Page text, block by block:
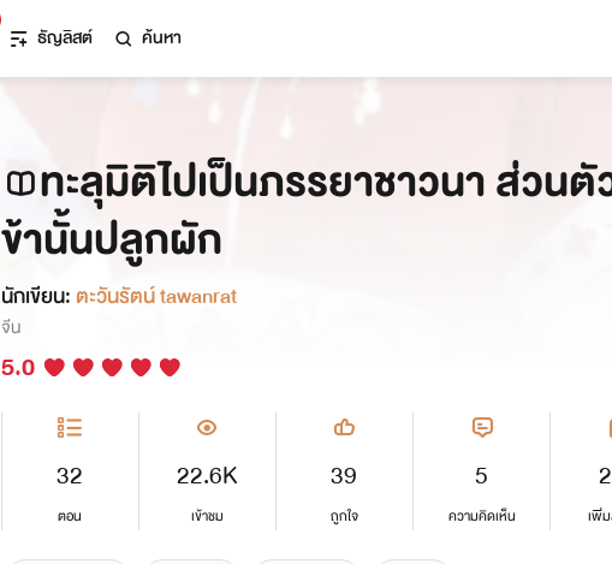
ธัญลิสต์ ค้นหา
ทะลุมิติไปเป็นภรรยาชาวนา ส่วนตั
ข้านั้นปลูกผัก
นักเขียน: ตะวันรัตน์ tawanrat
จีน
5.0
32
ตอน
22.6K
เข้าชม
39
ถูกใจ
5
ความคิดเห็น เพิ่